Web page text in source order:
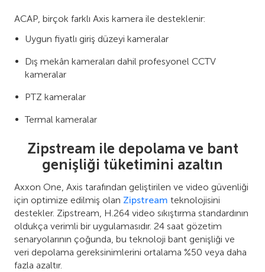
ACAP, birçok farklı Axis kamera ile desteklenir:
Uygun fiyatlı giriş düzeyi kameralar
Dış mekân kameraları dahil profesyonel CCTV
kameralar
PTZ kameralar
Termal kameralar
Zipstream ile depolama ve bant
genişliği tüketimini azaltın
Axxon One, Axis tarafından geliştirilen ve video güvenliği
için optimize edilmiş olan Zipstream teknolojisini
destekler. Zipstream, H.264 video sıkıştırma standardının
oldukça verimli bir uygulamasıdır. 24 saat gözetim
senaryolarının çoğunda, bu teknoloji bant genişliği ve
veri depolama gereksinimlerini ortalama %50 veya daha
fazla azaltır.